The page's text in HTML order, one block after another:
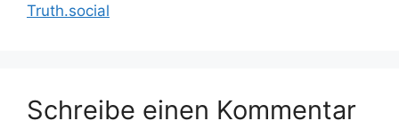
Truth.social
Schreibe einen Kommentar